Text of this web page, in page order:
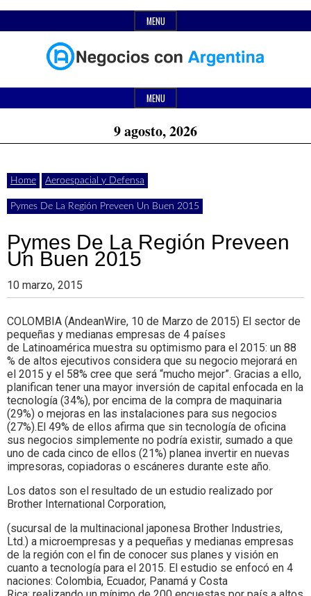
to
MENU
Negocios
con
Argentina
Últimas
noticias,
comunicados
actualidad
de
negocios
con
Argentina.
Header
MENU
9 agosto, 2026
Home Aeroespacial y Defensa
Pymes De La Región Preveen Un Buen 2015
Pymes De La Región Preveen
Un Buen 2015
10 marzo, 2015
COLOMBIA (AndeanWire, 10 de Marzo de 2015) El sector de
pequeñas y medianas empresas de 4 países
de Latinoamérica muestra su optimismo para el 2015: un 88
% de altos ejecutivos considera que su negocio mejorará en
el 2015 y el 58% cree que será “mucho mejor”. Gracias a ello,
planifican tener una mayor inversión de capital enfocada en la
tecnología (34%), por encima de la compra de maquinaria
(29%) o mejoras en las instalaciones para sus negocios
(27%).El 49% de ellos afirma que sin tecnología de oficina
sus negocios simplemente no podría existir, sumado a que
uno de cada cinco de ellos (21%) planea invertir en nuevas
impresoras, copiadoras o escáneres durante este año.
Los datos son el resultado de un estudio realizado por
Brother International Corporation,
(sucursal de la multinacional japonesa Brother Industries,
Ltd.) a microempresas y a pequeñas y medianas empresas
de la región con el fin de conocer sus planes y visión en
cuanto a tecnología para el 2015. El estudio se enfocó en 4
naciones: Colombia, Ecuador, Panamá y Costa